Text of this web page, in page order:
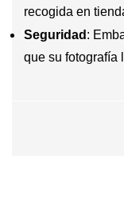
recogida en
Seguridad :
que su fotografía